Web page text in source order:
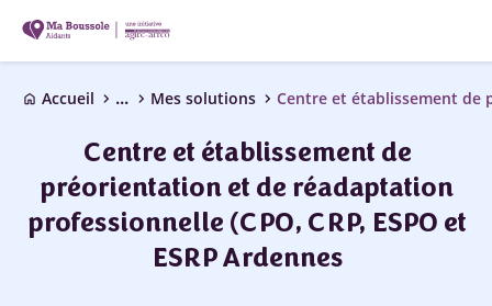
home Accueil chevron_right ... chevron_right Mes solutions chevron_right
Centre et établissement de
préorientation et de réadaptation
professionnelle (CPO, CRP, ESPO et
ESRP Ardennes